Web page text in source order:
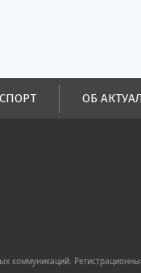
СПОРТ ОБ
коммуникаций.